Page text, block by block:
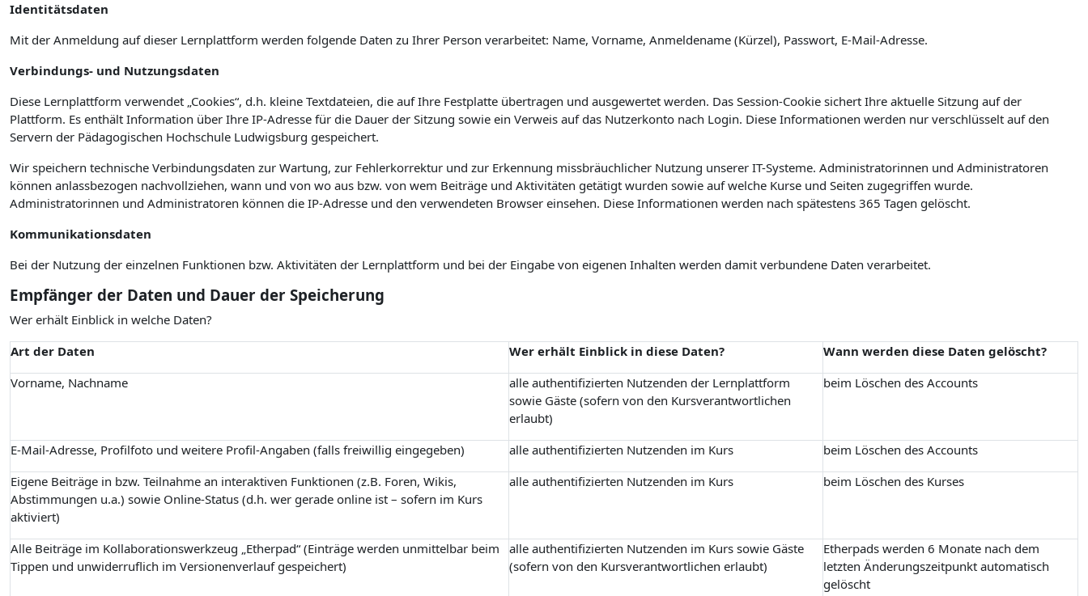
Identitätsdaten
Mit der Anmeldung auf dieser Lernplattform werden folgende Daten zu Ihrer Person verarbeitet: Name, Vorname, Anmeldename (Kürzel), Passwort, E-Mail-Adresse.
Verbindungs- und Nutzungsdaten
Diese Lernplattform verwendet „Cookies“, d.h. kleine Textdateien, die auf Ihre Festplatte übertragen und ausgewertet werden. Das Session-Cookie sichert Ihre aktuelle Sitzung auf der
Plattform. Es enthält Information über Ihre IP-Adresse für die Dauer der Sitzung sowie ein Verweis auf das Nutzerkonto nach Login. Diese Informationen werden nur verschlüsselt auf den
Servern der Pädagogischen Hochschule Ludwigsburg gespeichert.
Wir speichern technische Verbindungsdaten zur Wartung, zur Fehlerkorrektur und zur Erkennung missbräuchlicher Nutzung unserer IT-Systeme. Administratorinnen und Administratoren
können anlassbezogen nachvollziehen, wann und von wo aus bzw. von wem Beiträge und Aktivitäten getätigt wurden sowie auf welche Kurse und Seiten zugegriffen wurde.
Administratorinnen und Administratoren können die IP-Adresse und den verwendeten Browser einsehen. Diese Informationen werden nach spätestens 365 Tagen gelöscht.
Kommunikationsdaten
Bei der Nutzung der einzelnen Funktionen bzw. Aktivitäten der Lernplattform und bei der Eingabe von eigenen Inhalten werden damit verbundene Daten verarbeitet.
Empfänger der Daten und Dauer der Speicherung
Wer erhält Einblick in welche Daten?
Art der Daten
Wer erhält Einblick in diese Daten?
Wann werden diese Daten gelöscht?
Vorname, Nachname
alle authentifizierten Nutzenden der Lernplattform
sowie Gäste (sofern von den Kursverantwortlichen
erlaubt)
beim Löschen des Accounts
E-Mail-Adresse, Profilfoto und weitere Profil-Angaben (falls freiwillig eingegeben) alle authentifizierten Nutzenden im Kurs
beim Löschen des Accounts
Eigene Beiträge in bzw. Teilnahme an interaktiven Funktionen (z.B. Foren, Wikis,
Abstimmungen u.a.) sowie Online-Status (d.h. wer gerade online ist – sofern im Kurs
aktiviert)
alle authentifizierten Nutzenden im Kurs beim Löschen des Kurses
Alle Beiträge im Kollaborationswerkzeug „Etherpad“ (Einträge werden unmittelbar beim
Tippen und unwiderruflich im Versionenverlauf gespeichert)
alle authentifizierten Nutzenden im Kurs sowie Gäste
(sofern von den Kursverantwortlichen erlaubt)
Etherpads werden 6 Monate nach dem
letzten Änderungszeitpunkt automatisch
gelöscht